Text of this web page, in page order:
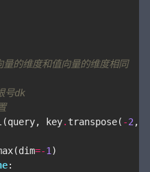
的维度和值向量的维度相同
号dk
(query, key. transpose( -2,
(dim=-1)
: